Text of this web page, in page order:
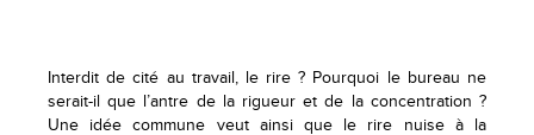
Interdit de cité au travail, le rire ? Pourquoi le bureau ne
serait-il que l’antre de la rigueur et de la concentration ?
Une idée commune veut ainsi que le rire nuise à la